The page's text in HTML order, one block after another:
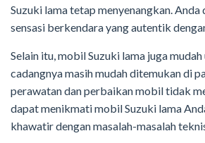
Suzuki lama tetap menyenangkan. Anda
sensasi berkendara yang autentik
Selain itu, mobil Suzuki lama juga
cadangnya masih mudah ditemukan di
perawatan dan perbaikan mobil tidak
dapat menikmati mobil Suzuki lama
khawatir dengan masalah-masalah